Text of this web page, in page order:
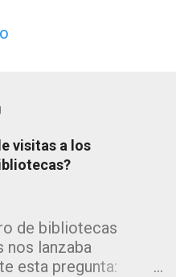
visitas a los
de bibliotecas
nos lanzaba
esta pregunta: